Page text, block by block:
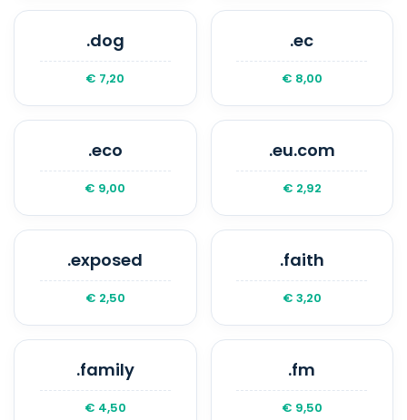
.dog
€ 7,20
.ec
€ 8,00
.eco
€ 9,00
.eu.com
€ 2,92
.exposed
€ 2,50
.faith
€ 3,20
.family
€ 4,50
.fm
€ 9,50